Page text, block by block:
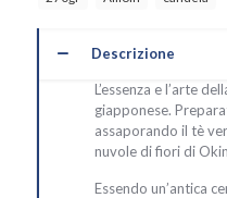
Descrizione
L’essenza e l’arte
giapponese.
assaporando il tè
nuvole di fiori di
Essendo un’antica